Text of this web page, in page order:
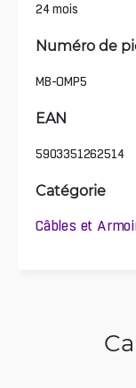
24 mois
Numéro de
MB-OMP5
EAN
5903351262514
Catégorie
Câbles et